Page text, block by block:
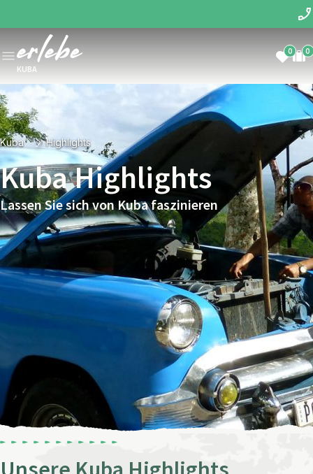
KUBA
0 0
Kuba Highlights
Kuba Highlights
Lassen Sie sich von Kuba faszinieren